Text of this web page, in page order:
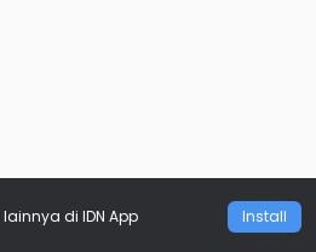
lainnya di IDN App Install